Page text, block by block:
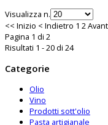
Visualizza n.
<< Inizio < Indietro 1 2
Pagina 1 di 2
Risultati 1 - 20 di 24
Categorie
Olio
Vino
Prodotti sott'olio
Pasta artigianale